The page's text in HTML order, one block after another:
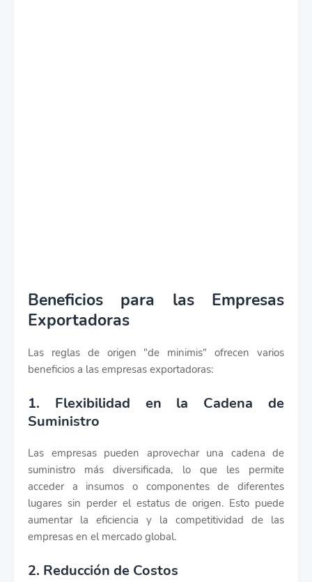
Beneficios para las Empresas
Exportadoras
Las reglas de origen "de minimis" ofrecen varios
beneficios a las empresas exportadoras:
1. Flexibilidad en la Cadena de
Suministro
Las empresas pueden aprovechar una cadena de
suministro más diversificada, lo que les permite
acceder a insumos o componentes de diferentes
lugares sin perder el estatus de origen. Esto puede
aumentar la eficiencia y la competitividad de las
empresas en el mercado global.
2. Reducción de Costos